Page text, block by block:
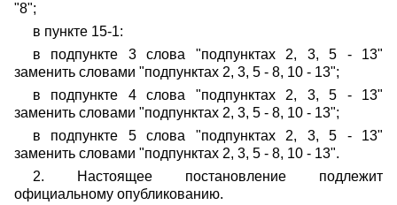
"8";
в пункте 15-1:
в подпункте 3 слова "подпунктах 2, 3, 5 - 13"
заменить словами "подпунктах 2, 3, 5 - 8, 10 - 13";
в подпункте 4 слова "подпунктах 2, 3, 5 - 13"
заменить словами "подпунктах 2, 3, 5 - 8, 10 - 13";
в подпункте 5 слова "подпунктах 2, 3, 5 - 13"
заменить словами "подпунктах 2, 3, 5 - 8, 10 - 13".
2. Настоящее постановление подлежит
официальному опубликованию.